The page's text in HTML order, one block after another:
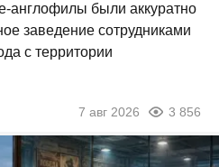
англофилы были аккуратно
заведение сотрудниками
с территории
7 авг 2026 3 856